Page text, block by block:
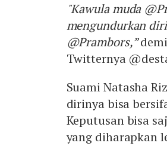
"Kawula muda
mengundurkan
@Prambors,”
Twitternya
Suami Natasha
dirinya bisa
Keputusan bisa
yang diharapkan